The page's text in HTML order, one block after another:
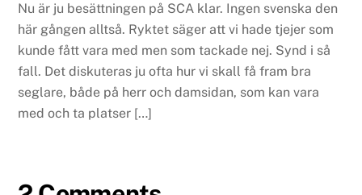
Nu är ju besättningen på SCA klar. Ingen svenska den
här gången alltså. Ryktet säger att vi hade tjejer som
kunde fått vara med men som tackade nej. Synd i så
fall. Det diskuteras ju ofta hur vi skall få fram bra
seglare, både på herr och damsidan, som kan vara
med och ta platser […]